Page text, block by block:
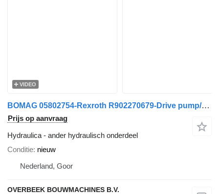
VIDEO
BOMAG 05802754-Rexroth R902270679-Drive pump/Fahrpumpe
Prijs op aanvraag
Hydraulica - ander hydraulisch onderdeel
Conditie nieuw
Nederland, Goor
OVERBEEK BOUWMACHINES B.V.